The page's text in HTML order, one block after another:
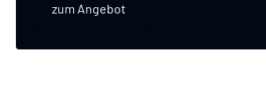
zum Angebot